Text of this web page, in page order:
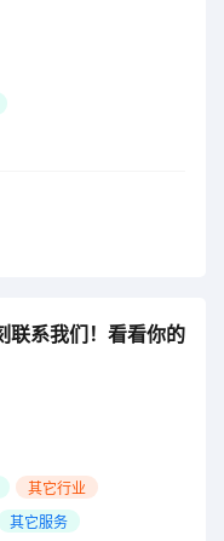
联系我们！看看你的
其它行业
其它服务